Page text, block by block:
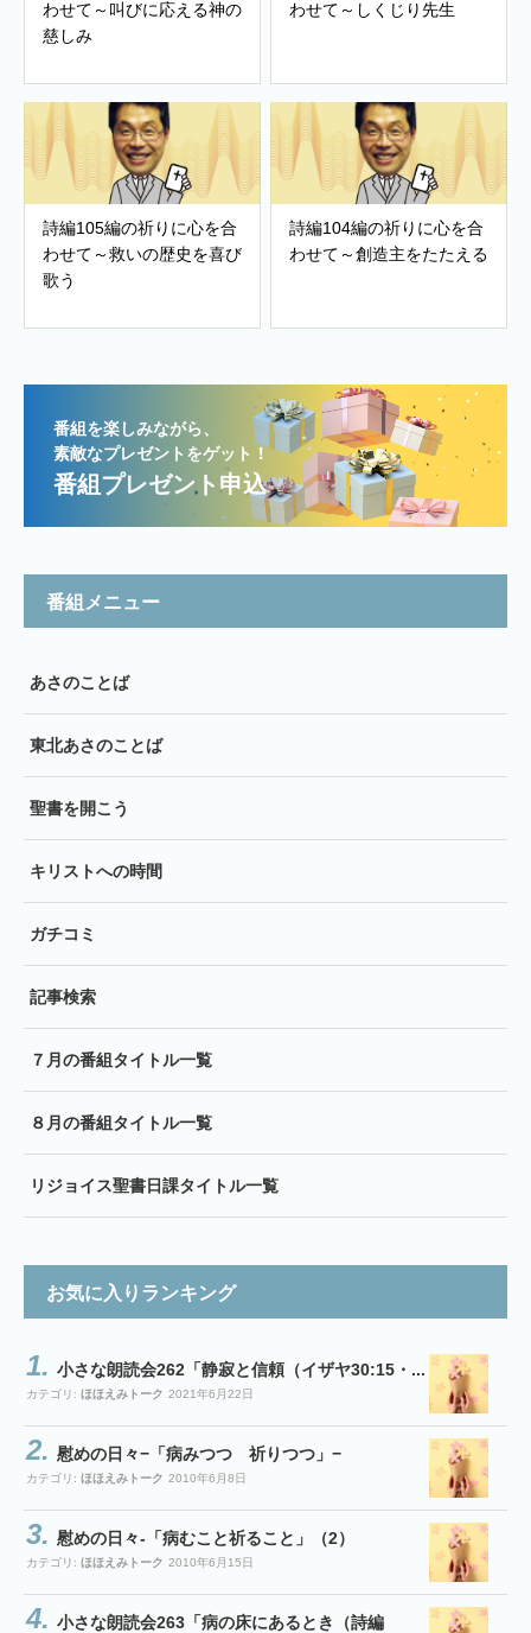
わせて～叫びに応える神の
慈しみ
わせて～しくじり先生
詩編105編の祈りに心を合
わせて～救いの歴史を喜び
歌う
詩編104編の祈りに心を合
わせて～創造主をたたえる
番組を楽しみながら、
素敵なプレゼントをゲット！
番組プレゼント申込
番組メニュー
あさのことば
東北あさのことば
聖書を開こう
キリストへの時間
ガチコミ
記事検索
７月の番組タイトル一覧
８月の番組タイトル一覧
リジョイス聖書日課タイトル一覧
お気に入りランキング
小さな朗読会262「静寂と信頼（イザヤ30:15・...
カテゴリ: ほほえみトーク 2021年6月22日
慰めの日々−「病みつつ 祈りつつ」−
カテゴリ: ほほえみトーク 2010年6月8日
慰めの日々-「病むこと祈ること」（2）
カテゴリ: ほほえみトーク 2010年6月15日
小さな朗読会263「病の床にあるとき（詩編